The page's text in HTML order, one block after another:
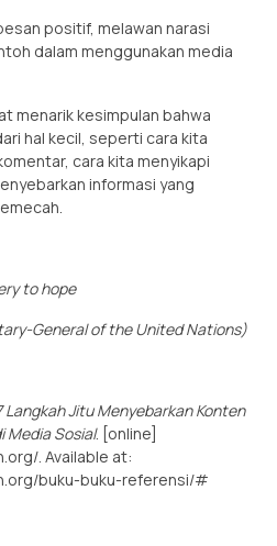
positif, melawan narasi
dalam menggunakan media
menarik kesimpulan bahwa
hal kecil, seperti cara kita
cara kita menyikapi
informasi yang
to hope
General of the United Nations)
Langkah Jitu Menyebarkan Konten
Media Sosial. [online]
. Available at:
buku-buku-referensi/#